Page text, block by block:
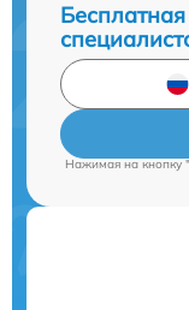
Нажимая на кнопку